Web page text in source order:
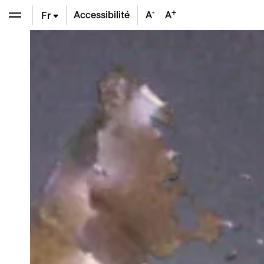
Fr Accessibilité A- A+